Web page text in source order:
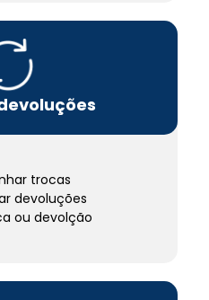
trocas
devoluções
ou devolção